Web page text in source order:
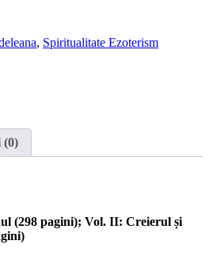
, Spiritualitate Ezoterism
(0)
(298 pagini); Vol. II: Creierul și